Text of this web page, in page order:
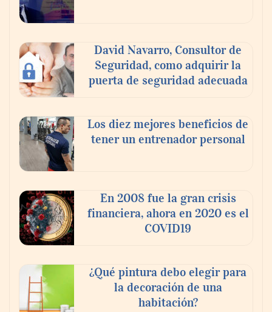
experiencia desde mediodía hasta el
anochecer con cocina abierta
David Navarro, Consultor de
Seguridad, como adquirir la
puerta de seguridad adecuada
Los diez mejores beneficios de
tener un entrenador personal
En 2008 fue la gran crisis
financiera, ahora en 2020 es el
COVID19
¿Qué pintura debo elegir para
la decoración de una
habitación?